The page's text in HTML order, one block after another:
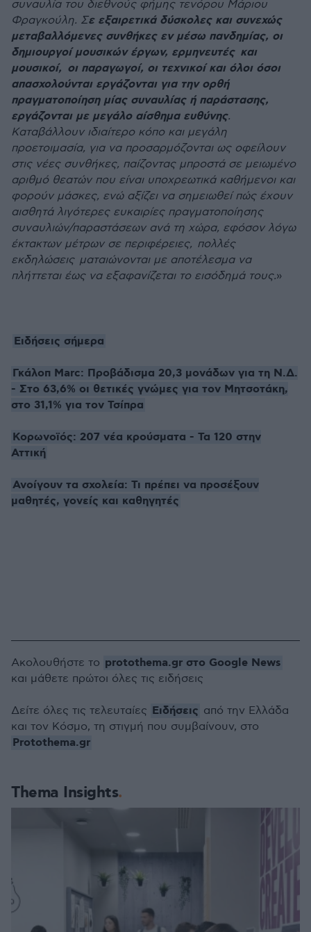
συναυλία του διεθνούς φήμης τενόρου Μάριου
Φραγκούλη. Σε εξαιρετικά δύσκολες και συνεχώς
μεταβαλλόμενες συνθήκες εν μέσω πανδημίας, οι
δημιουργοί μουσικών έργων, ερμηνευτές και
μουσικοί, οι παραγωγοί, οι τεχνικοί και όλοι όσοι
απασχολούνται εργάζονται για την ορθή
πραγματοποίηση μίας συναυλίας ή παράστασης,
εργάζονται με μεγάλο αίσθημα ευθύνης.
Καταβάλλουν ιδιαίτερο κόπο και μεγάλη
προετοιμασία, για να προσαρμόζονται ως οφείλουν
στις νέες συνθήκες, παίζοντας μπροστά σε μειωμένο
αριθμό θεατών που είναι υποχρεωτικά καθήμενοι και
φορούν μάσκες, ενώ αξίζει να σημειωθεί πώς έχουν
αισθητά λιγότερες ευκαιρίες πραγματοποίησης
συναυλιών/παραστάσεων ανά τη χώρα, εφόσον λόγω
έκτακτων μέτρων σε περιφέρειες, πολλές
εκδηλώσεις ματαιώνονται με αποτέλεσμα να
πλήττεται έως να εξαφανίζεται το εισόδημά τους.»
Ειδήσεις σήμερα
Γκάλοπ Marc: Προβάδισμα 20,3 μονάδων για τη Ν.Δ.
- Στο 63,6% οι θετικές γνώμες για τον Μητσοτάκη,
στο 31,1% για τον Τσίπρα
Κορωνοϊός: 207 νέα κρούσματα - Τα 120 στην
Αττική
Ανοίγουν τα σχολεία: Τι πρέπει να προσέξουν
μαθητές, γονείς και καθηγητές
Thema Insights
Ακολουθήστε το protothema.gr στο Google News
και μάθετε πρώτοι όλες τις ειδήσεις
Δείτε όλες τις τελευταίες Ειδήσεις από την Ελλάδα
και τον Κόσμο, τη στιγμή που συμβαίνουν, στο
Protothema.gr